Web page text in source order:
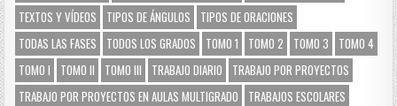
TEXTOS Y VÍDEOS
TIPOS DE ÁNGULOS
TIPOS DE ORACIONES
TODAS LAS FASES
TODOS LOS GRADOS TOMO 1 TOMO 2 TOMO 3
TOMO 4
TOMO I
TOMO II TOMO III TRABAJO DIARIO
TRABAJO POR PROYECTOS
TRABAJO POR PROYECTOS EN AULAS MULTIGRADO
TRABAJOS ESCOLARES